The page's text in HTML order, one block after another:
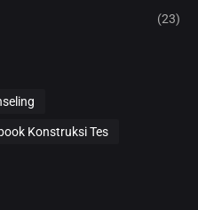
(23)
Konstruksi Tes